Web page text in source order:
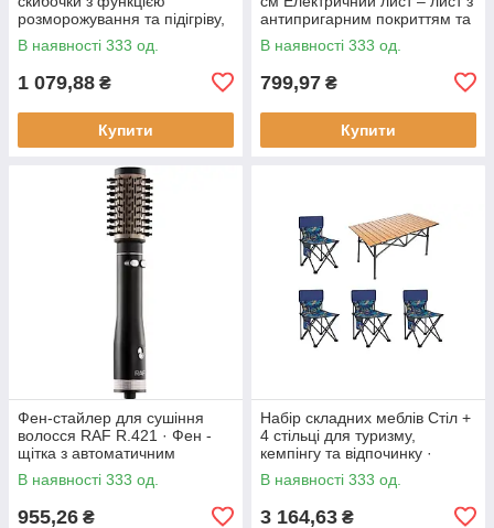
розморожування та підігріву,
930 Вт
В наявності 333 од.
1 079,88 ₴
Купити
антипригарним покриттям та
регулюванням температури
смаження, 1800 Вт
В наявності 333 од.
799,97 ₴
Купити
Фен-стайлер для сушіння
волосся RAF R.421 · Фен -
щітка з автоматичним
обертанням насадок, 1000 Вт
В наявності 333 од.
955,26 ₴
Набір складних меблів Стіл +
4 стільці для туризму,
кемпінгу та відпочинку ·
Металевий каркас
В наявності 333 од.
3 164,63 ₴